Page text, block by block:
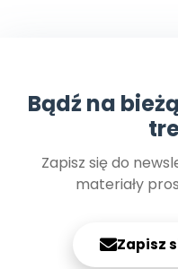
Bądź na
Zapisz się do
materiały
Zapisz